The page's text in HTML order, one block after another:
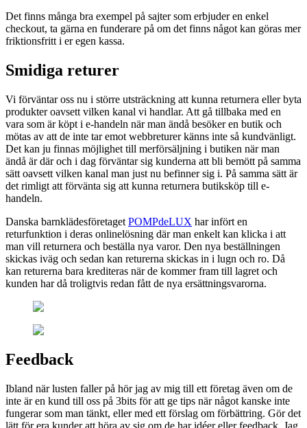
Det finns många bra exempel på sajter som erbjuder en enkel
checkout, ta gärna en funderare på om det finns något kan göras mer
friktionsfritt i er egen kassa.
Smidiga returer
Vi förväntar oss nu i större utsträckning att kunna returnera eller byta
produkter oavsett vilken kanal vi handlar. Att gå tillbaka med en
vara som är köpt i e-handeln när man ändå besöker en butik och
mötas av att de inte tar emot webbreturer känns inte så kundvänligt.
Det kan ju finnas möjlighet till merförsäljning i butiken när man
ändå är där och i dag förväntar sig kunderna att bli bemött på samma
sätt oavsett vilken kanal man just nu befinner sig i. På samma sätt är
det rimligt att förvänta sig att kunna returnera butiksköp till e-
handeln.
Danska barnklädesföretaget POMPdeLUX har infört en
returfunktion i deras onlinelösning där man enkelt kan klicka i att
man vill returnera och beställa nya varor. Den nya beställningen
skickas iväg och sedan kan returerna skickas in i lugn och ro. Då
kan returerna bara krediteras när de kommer fram till lagret och
kunden har då troligtvis redan fått de nya ersättningsvarorna.
Feedback
Ibland när lusten faller på hör jag av mig till ett företag även om de
inte är en kund till oss på 3bits för att ge tips när något kanske inte
fungerar som man tänkt, eller med ett förslag om förbättring. Gör det
lätt för era kunder att höra av sig om de har idéer eller feedback. Jag